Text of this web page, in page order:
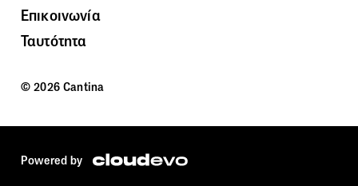
Επικοινωνία
Ταυτότητα
© 2026 Cantina
Powered by